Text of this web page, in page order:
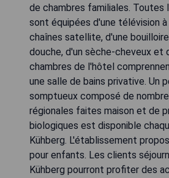
de chambres familiales. Toutes
sont équipées d'une télévision
chaînes satellite, d'une
douche, d'un sèche-cheveux et
chambres de l'hôtel
une salle de bains privative. Un
somptueux composé de
régionales faites maison et de
biologiques est disponible
Kühberg. L'établissement
pour enfants. Les clients
Kühberg pourront profiter des